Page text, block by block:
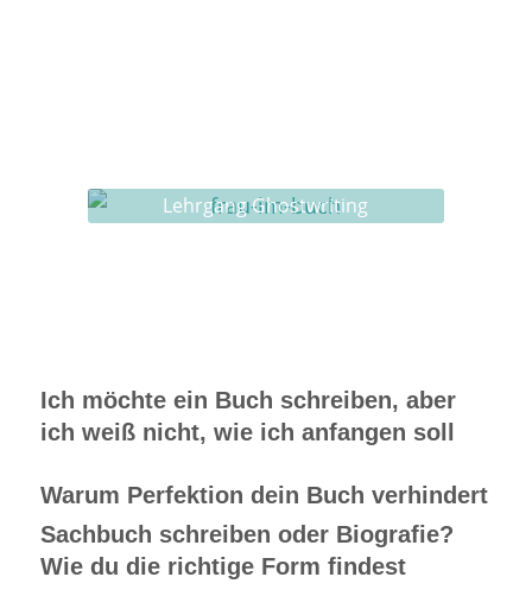
Lehrgang Ghostwriting
Ich möchte ein Buch schreiben, aber
ich weiß nicht, wie ich anfangen soll
Warum Perfektion dein Buch verhindert
Sachbuch schreiben oder Biografie?
Wie du die richtige Form findest